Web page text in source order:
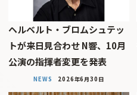
ヘルベルト・ブロムシュテッ
トが来日見合わせ N響、10月
公演の指揮者変更を発表
NEWS 2026年6月30日